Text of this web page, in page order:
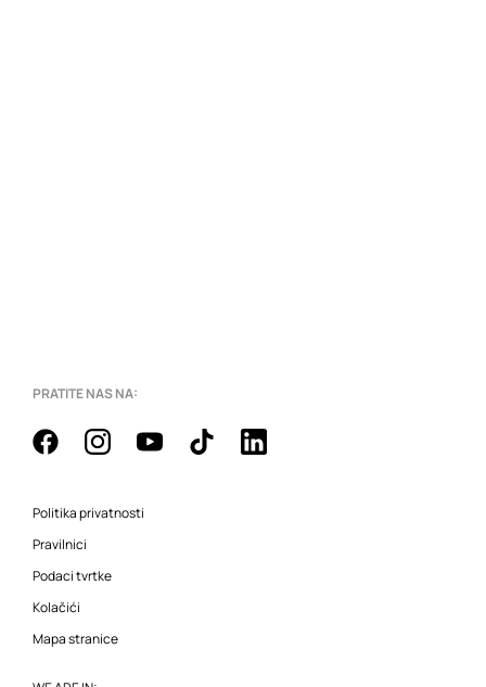
PRATITE NAS NA:
Politika privatnosti
Pravilnici
Podaci tvrtke
Kolačići
Mapa stranice